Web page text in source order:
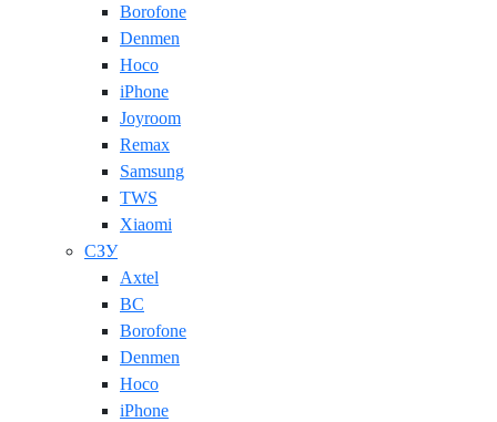
Borofone
Denmen
Hoco
iPhone
Joyroom
Remax
Samsung
TWS
Xiaomi
СЗУ
Axtel
BC
Borofone
Denmen
Hoco
iPhone